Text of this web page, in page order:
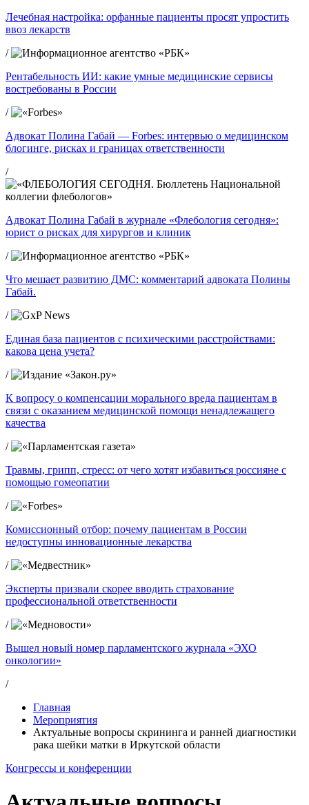
Лечебная настройка: орфанные пациенты просят упростить
ввоз лекарств
/
Рентабельность ИИ: какие умные медицинские сервисы
востребованы в России
/
Адвокат Полина Габай — Forbes: интервью о медицинском
блогинге, рисках и границах ответственности
/
Адвокат Полина Габай в журнале «Флебология сегодня»:
юрист о рисках для хирургов и клиник
/
Что мешает развитию ДМС: комментарий адвоката Полины
Габай.
/
Единая база пациентов с психическими расстройствами:
какова цена учета?
/
К вопросу о компенсации морального вреда пациентам в
связи с оказанием медицинской помощи ненадлежащего
качества
/
Травмы, грипп, стресс: от чего хотят избавиться россияне с
помощью гомеопатии
/
Комиссионный отбор: почему пациентам в России
недоступны инновационные лекарства
/
Эксперты призвали скорее вводить страхование
профессиональной ответственности
/
Вышел новый номер парламентского журнала «ЭХО
онкологии»
/
Главная
Мероприятия
Актуальные вопросы скрининга и ранней диагностики
рака шейки матки в Иркутской области
Конгрессы и конференции